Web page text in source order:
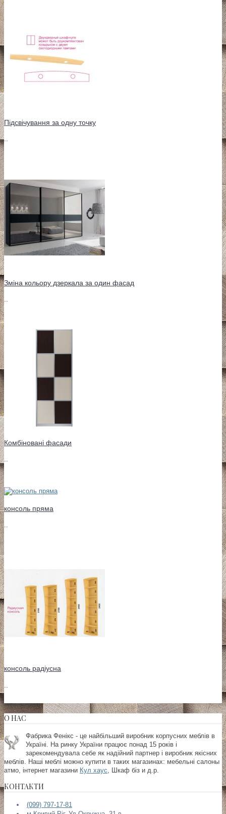
Підсвічування за одну точку
..
Зміна кольору дзеркала за один фасад
Комбіновані фасади
..
консоль пряма
..
консоль радіусна
О НАС
Фабрика Фенікс - це найбільший виробник корпусних меблів в
Україні. На ринку України працює понад 15 років і
зарекомендувала себе як надійний партнер і виробник якісних
меблів. Наші меблі можно купити в таких магазинах: мебельні салоны
атмо, інтернет магазини Кул хаус , Шкаф біз и д.р.
КОНТАКТИ
(099) 797-17-81